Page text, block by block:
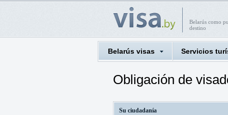
Belarús como
destino
Belarús visas Servicios
Obligación de
Su ciudadanía